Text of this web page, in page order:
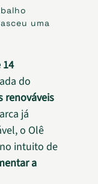
uma
14
do
renováveis
já
o Olê
intuito de
a